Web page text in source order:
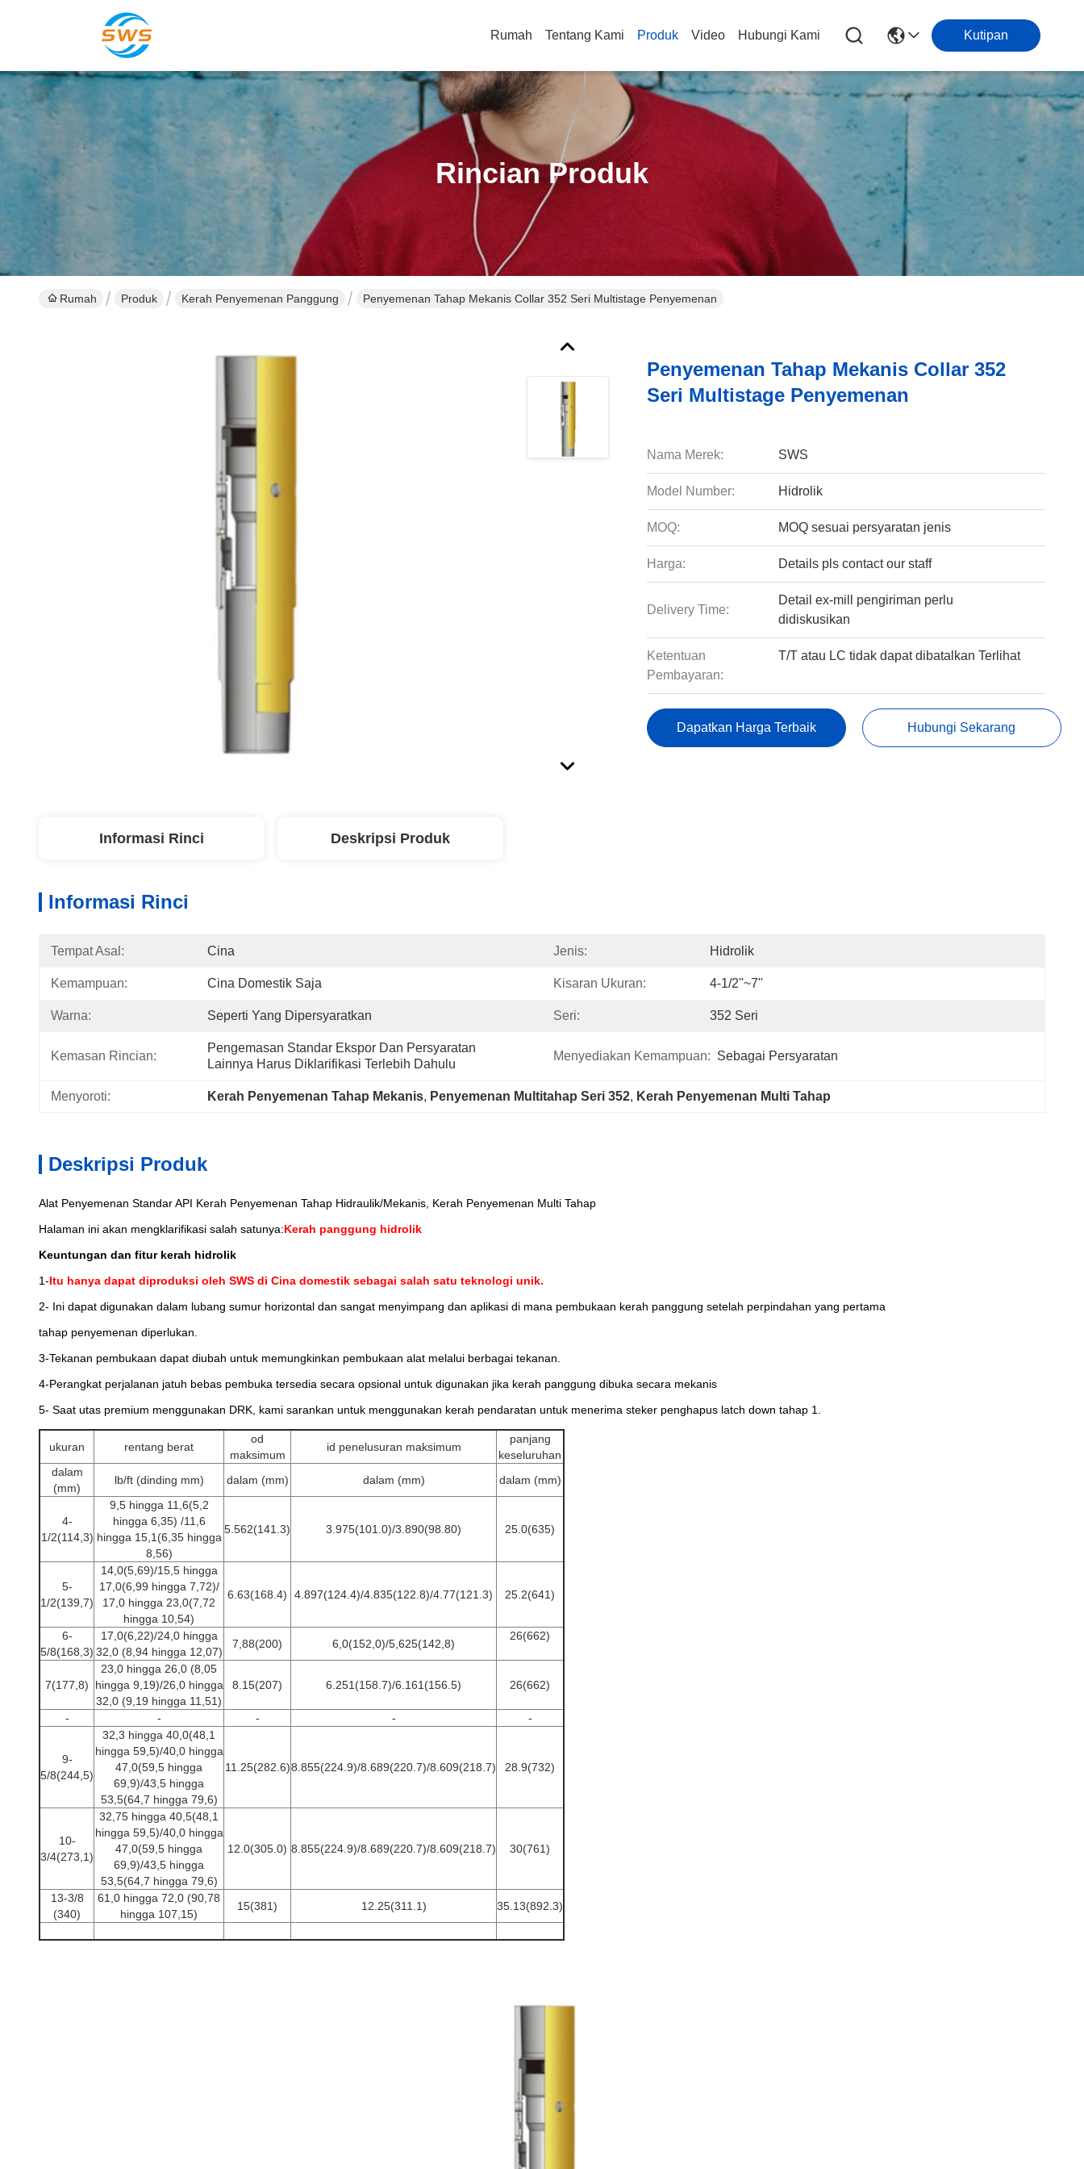
Rumah Tentang Kami Produk Video Hubungi Kami Kutipan
Rincian Produk
Rumah Produk Kerah Penyemenan Panggung Penyemenan Tahap Mekanis Collar 352 Seri Multistage Penyemenan
Penyemenan Tahap Mekanis Collar 352
Seri Multistage Penyemenan
Nama Merek: SWS
Model Number: Hidrolik
MOQ: MOQ sesuai persyaratan jenis
Harga: Details pls contact our staff
Delivery Time:
Detail ex-mill pengiriman perlu
didiskusikan
Ketentuan
Pembayaran:
T/T atau LC tidak dapat dibatalkan Terlihat
Dapatkan Harga Terbaik Hubungi Sekarang
Informasi Rinci Deskripsi Produk
Informasi Rinci
Tempat Asal: Cina Jenis: Hidrolik
Kemampuan: Cina Domestik Saja Kisaran Ukuran: 4-1/2''~7''
Warna: Seperti Yang Dipersyaratkan Seri: 352 Seri
Kemasan Rincian:
Pengemasan Standar Ekspor Dan Persyaratan
Lainnya Harus Diklarifikasi Terlebih Dahulu
Menyediakan Kemampuan: Sebagai Persyaratan
Menyoroti: Kerah Penyemenan Tahap Mekanis, Penyemenan Multitahap Seri 352, Kerah Penyemenan Multi Tahap
Deskripsi Produk
Alat Penyemenan Standar API Kerah Penyemenan Tahap Hidraulik/Mekanis, Kerah Penyemenan Multi Tahap
Halaman ini akan mengklarifikasi salah satunya:Kerah panggung hidrolik
Keuntungan dan fitur kerah hidrolik
1-Itu hanya dapat diproduksi oleh SWS di Cina domestik sebagai salah satu teknologi unik.
2- Ini dapat digunakan dalam lubang sumur horizontal dan sangat menyimpang dan aplikasi di mana pembukaan kerah panggung setelah perpindahan yang pertama
tahap penyemenan diperlukan.
3-Tekanan pembukaan dapat diubah untuk memungkinkan pembukaan alat melalui berbagai tekanan.
4-Perangkat perjalanan jatuh bebas pembuka tersedia secara opsional untuk digunakan jika kerah panggung dibuka secara mekanis
5- Saat utas premium menggunakan DRK, kami sarankan untuk menggunakan kerah pendaratan untuk menerima steker penghapus latch down tahap 1.
ukuran rentang berat
od
maksimum
id penelusuran maksimum
panjang
keseluruhan
dalam
(mm)
lb/ft (dinding mm) dalam (mm) dalam (mm) dalam (mm)
4-
1/2(114,3)
9,5 hingga 11,6(5,2
hingga 6,35) /11,6
hingga 15,1(6,35 hingga
8,56)
5.562(141.3) 3.975(101.0)/3.890(98.80) 25.0(635)
5-
1/2(139,7)
14,0(5,69)/15,5 hingga
17,0(6,99 hingga 7,72)/
17,0 hingga 23,0(7,72
hingga 10,54)
6.63(168.4) 4.897(124.4)/4.835(122.8)/4.77(121.3) 25.2(641)
6-
5/8(168,3)
17,0(6,22)/24,0 hingga
32,0 (8,94 hingga 12,07)
7,88(200) 6,0(152,0)/5,625(142,8)
26(662)
7(177,8)
23,0 hingga 26,0 (8,05
hingga 9,19)/26,0 hingga
32,0 (9,19 hingga 11,51)
8.15(207) 6.251(158.7)/6.161(156.5) 26(662)
- - - - -
9-
5/8(244,5)
32,3 hingga 40,0(48,1
hingga 59,5)/40,0 hingga
47,0(59,5 hingga
69,9)/43,5 hingga
53,5(64,7 hingga 79,6)
11.25(282.6)8.855(224.9)/8.689(220.7)/8.609(218.7) 28.9(732)
10-
3/4(273,1)
32,75 hingga 40,5(48,1
hingga 59,5)/40,0 hingga
47,0(59,5 hingga
69,9)/43,5 hingga
53,5(64,7 hingga 79,6)
12.0(305.0) 8.855(224.9)/8.689(220.7)/8.609(218.7) 30(761)
13-3/8
(340)
61,0 hingga 72,0 (90,78
hingga 107,15)
15(381) 12.25(311.1) 35.13(892.3)